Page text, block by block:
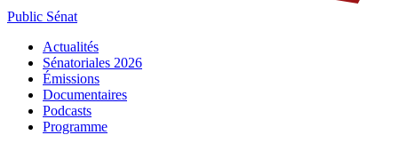
Public Sénat
Actualités
Sénatoriales 2026
Émissions
Documentaires
Podcasts
Programme